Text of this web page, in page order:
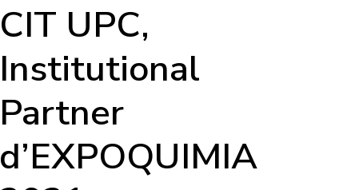
CIT UPC,
Institutional
Partner
d’EXPOQUIMIA